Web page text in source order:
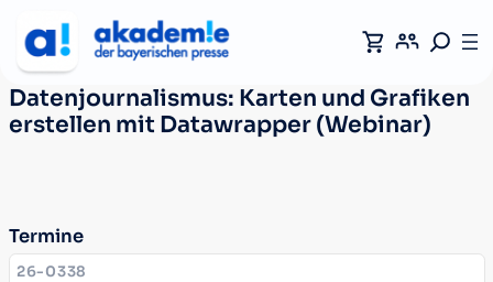
Datenjournalismus: Karten und Grafiken
erstellen mit Datawrapper (Webinar)
Termine
KURSNUMMER:
26-0338